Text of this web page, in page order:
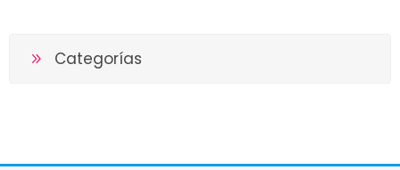
Categorías